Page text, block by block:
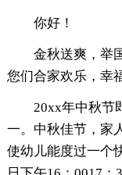
你好！
金秋送爽，举
您们合家欢乐，幸
20xx年中秋节
一。中秋佳节，家
使幼儿能度过一个